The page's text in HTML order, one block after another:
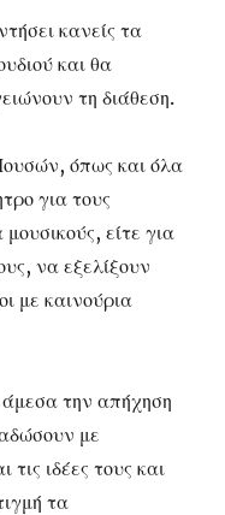
κανείς τα
και θα
τη διάθεση.
όπως και όλα
για τους
μουσικούς, είτε για
να εξελίξουν
με καινούρια
την απήχηση
με
ιδέες τους και
τα